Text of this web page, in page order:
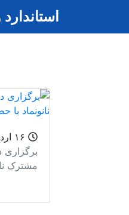
برگزاری
مشترک